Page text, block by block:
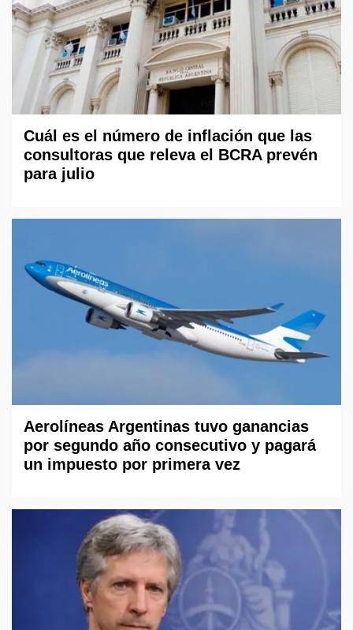
Cuál es el número de inflación que las
consultoras que releva el BCRA prevén
para julio
Aerolíneas Argentinas tuvo ganancias
por segundo año consecutivo y pagará
un impuesto por primera vez